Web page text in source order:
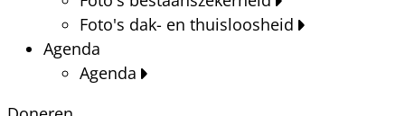
Foto's dak- en thuisloosheid
Agenda
Agenda